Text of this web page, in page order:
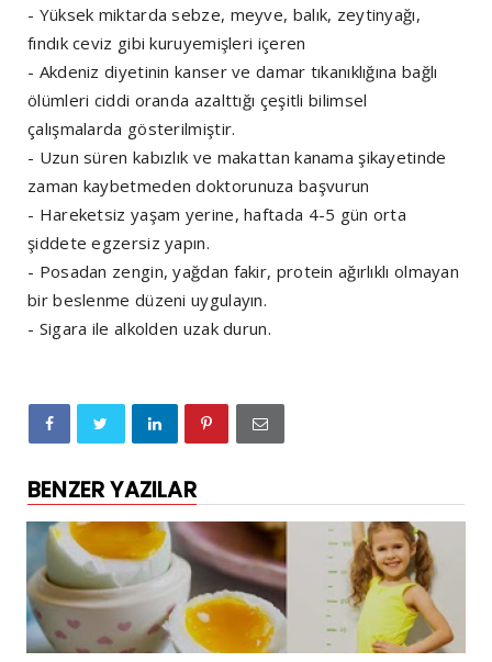
- Yüksek miktarda sebze, meyve, balık, zeytinyağı,
fındık ceviz gibi kuruyemişleri içeren
- Akdeniz diyetinin kanser ve damar tıkanıklığına bağlı
ölümleri ciddi oranda azalttığı çeşitli bilimsel
çalışmalarda gösterilmiştir.
- Uzun süren kabızlık ve makattan kanama şikayetinde
zaman kaybetmeden doktorunuza başvurun
- Hareketsiz yaşam yerine, haftada 4-5 gün orta
şiddete egzersiz yapın.
- Posadan zengin, yağdan fakir, protein ağırlıklı olmayan
bir beslenme düzeni uygulayın.
- Sigara ile alkolden uzak durun.
BENZER YAZILAR